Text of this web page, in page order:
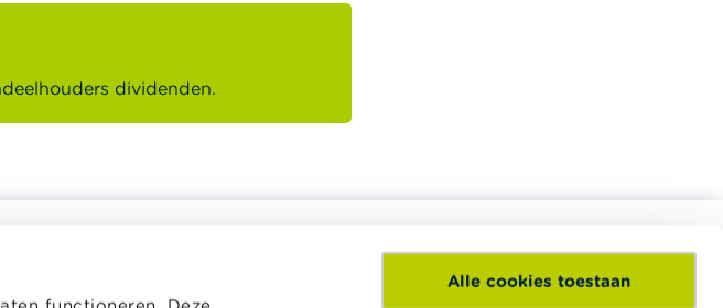
Alle cookies toestaan
dividenden.
Het Wikifin Lab is een digitaal en